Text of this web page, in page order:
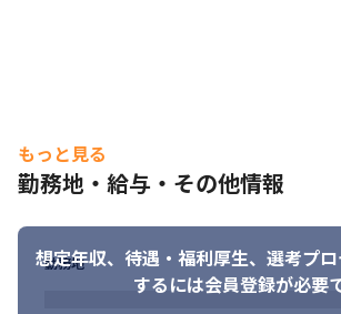
もっと見る
勤務地・給与・その他情報
想定年収、待遇・福利厚生、 選考プ
するには会員登録が必要
勤務地